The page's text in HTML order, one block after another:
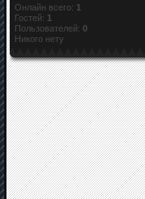
Онлайн всего: 1
Гостей: 1
Пользователей: 0
Никого нету